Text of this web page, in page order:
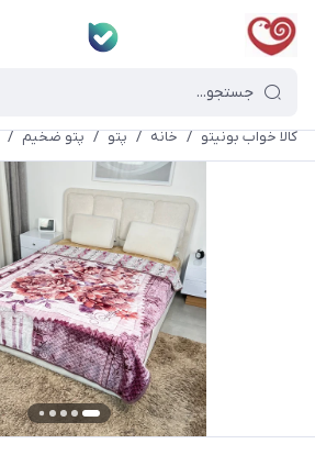
کالا خواب بونیتو / خانه / پتو / پتو ضخیم /